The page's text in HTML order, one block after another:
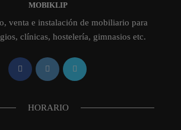
MOBIKLIP
venta e instalación de mobiliario para
clínicas, hostelería, gimnasios etc.
HORARIO